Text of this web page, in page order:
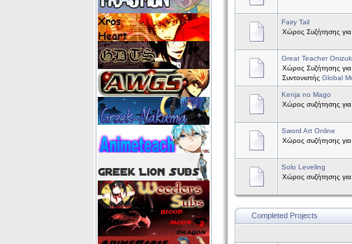
Fairy Tail
Χώρος Συζήτησης
Great Teacher
Χώρος Συζήτησης
Συντονιστής Global
Kenja no Mago
Χώρος συζήτησης
Sword Art Online
Χώρος συζήτησης
Solo Leveling
Χώρος συζήτησης
Completed Projects